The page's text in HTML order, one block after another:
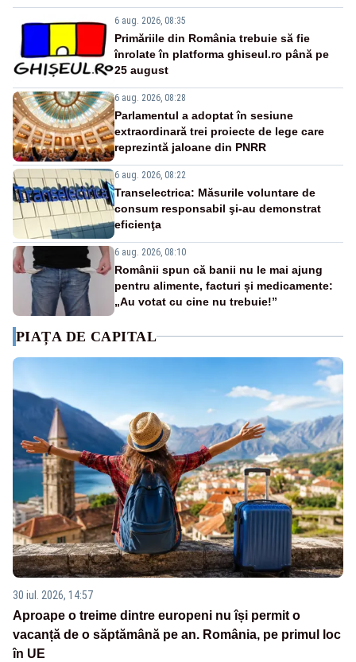
6 aug. 2026, 08:35
Primăriile din România trebuie să fie
înrolate în platforma ghiseul.ro până pe
25 august
6 aug. 2026, 08:28
Parlamentul a adoptat în sesiune
extraordinară trei proiecte de lege care
reprezintă jaloane din PNRR
6 aug. 2026, 08:22
Transelectrica: Măsurile voluntare de
consum responsabil şi-au demonstrat
eficienţa
6 aug. 2026, 08:10
Românii spun că banii nu le mai ajung
pentru alimente, facturi și medicamente:
„Au votat cu cine nu trebuie!”
PIAȚA DE CAPITAL
30 iul. 2026, 14:57
Aproape o treime dintre europeni nu își permit o
vacanță de o săptămână pe an. România, pe primul loc
în UE